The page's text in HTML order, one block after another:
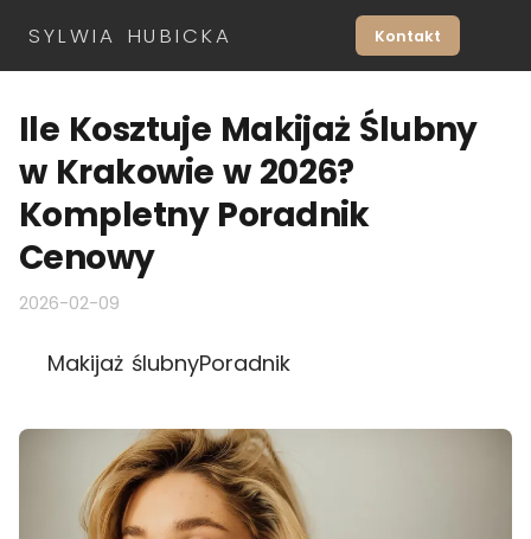
SYLWIA HUBICKA Kontakt
Ile Kosztuje Makijaż Ślubny
w Krakowie w 2026?
Kompletny Poradnik
Cenowy
2026-02-09
Makijaż ślubnyPoradnik